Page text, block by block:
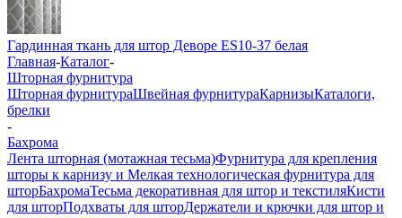
Гардинная ткань для штор Деворе ES10-37 белая
Главная-Каталог-
Шторная фурнитура
Шторная фурнитураШвейная фурнитураКарнизыКаталоги,
брелки
-
Бахрома
Лента шторная (мотажная тесьма)Фурнитура для крепления
шторы к карнизу и Мелкая технологическая фурнитура для
шторБахромаТесьма декоративная для штор и текстиляКисти
для шторПодхваты для шторДержатели и крючки для штор и